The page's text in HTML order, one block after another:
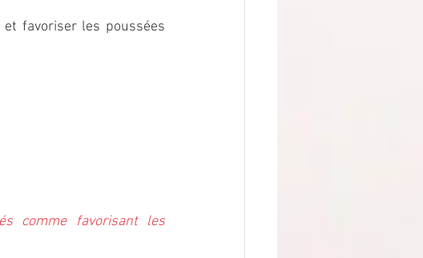
favoriser les poussées
comme favorisant les